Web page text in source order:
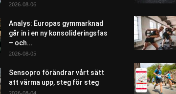
2026-08-06
Analys: Europas gymmarknad
går in i en ny konsolideringsfas
– och...
2026-08-05
Sensopro förändrar vårt sätt
att värma upp, steg för steg